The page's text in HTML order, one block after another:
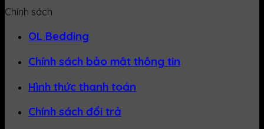
Chính sách
OL Bedding
Chính sách bảo mật thông tin
Hình thức thanh toán
Chính sách đổi trả